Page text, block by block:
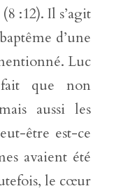
:12). Il s’agit
d’une
Luc
que non
aussi les
être est-ce
avaient été
le cœur